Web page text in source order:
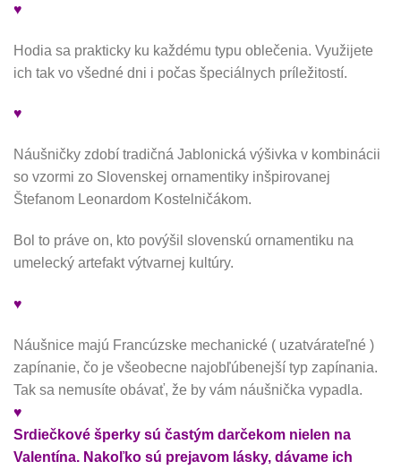
♥
Hodia sa prakticky ku každému typu oblečenia. Využijete
ich tak vo všedné dni i počas špeciálnych príležitostí.
♥
Náušničky zdobí tradičná Jablonická výšivka v kombinácii
so vzormi zo Slovenskej ornamentiky inšpirovanej
Štefanom Leonardom Kostelničákom.
Bol to práve on, kto povýšil slovenskú ornamentiku na
umelecký artefakt výtvarnej kultúry.
♥
Náušnice majú Francúzske mechanické ( uzatvárateľné )
zapínanie, čo je všeobecne najobľúbenejší typ zapínania.
Tak sa nemusíte obávať, že by vám náušnička vypadla.
♥
Srdiečkové šperky sú častým darčekom nielen na
Valentína. Nakoľko sú prejavom lásky, dávame ich